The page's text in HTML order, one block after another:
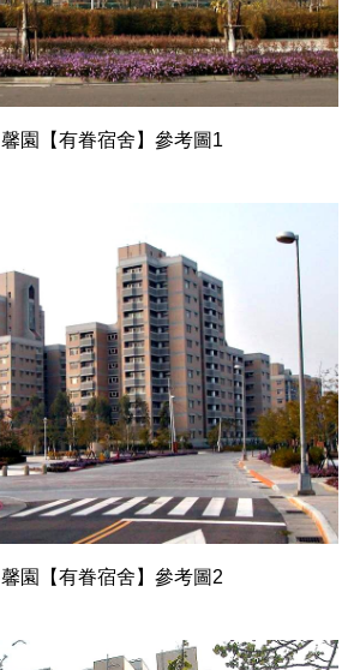
馨園【有眷宿舍】參考圖1
馨園【有眷宿舍】參考圖2